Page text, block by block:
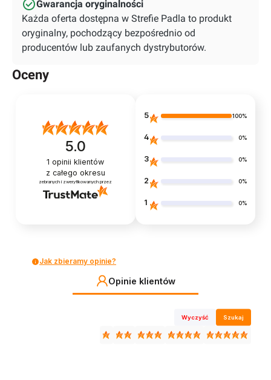
Gwarancja oryginalności
Każda oferta dostępna w Strefie Padla to produkt
oryginalny, pochodzący bezpośrednio od
producentów lub zaufanych dystrybutorów.
Oceny
5.0
1 opinii klientów
z całego okresu
zebranych i zweryfikowanych przez
5 100%
4 0%
3 0%
2 0%
1 0%
Jak zbieramy opinie?
Opinie klientów
Wyczyść Szukaj